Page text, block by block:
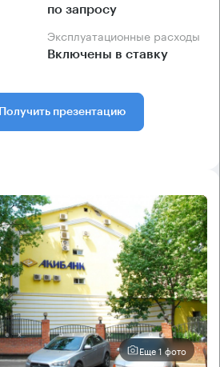
по запросу
Эксплуатационные расходы
Включены в ставку
Получить презентацию
Еще 1 фото